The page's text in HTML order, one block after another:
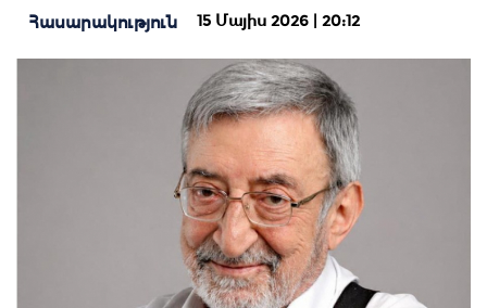
Հասարակություն 15 Մայիս 2026 | 20:12